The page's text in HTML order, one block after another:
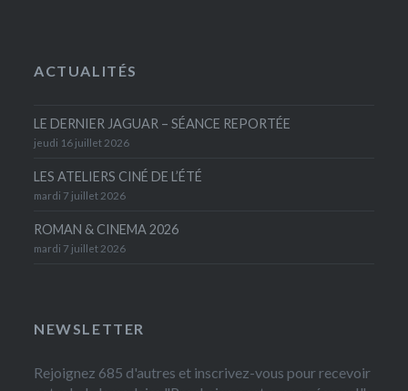
ACTUALITÉS
LE DERNIER JAGUAR – SÉANCE REPORTÉE
jeudi 16 juillet 2026
LES ATELIERS CINÉ DE L’ÉTÉ
mardi 7 juillet 2026
ROMAN & CINEMA 2026
mardi 7 juillet 2026
NEWSLETTER
Rejoignez 685 d'autres et inscrivez-vous pour recevoir